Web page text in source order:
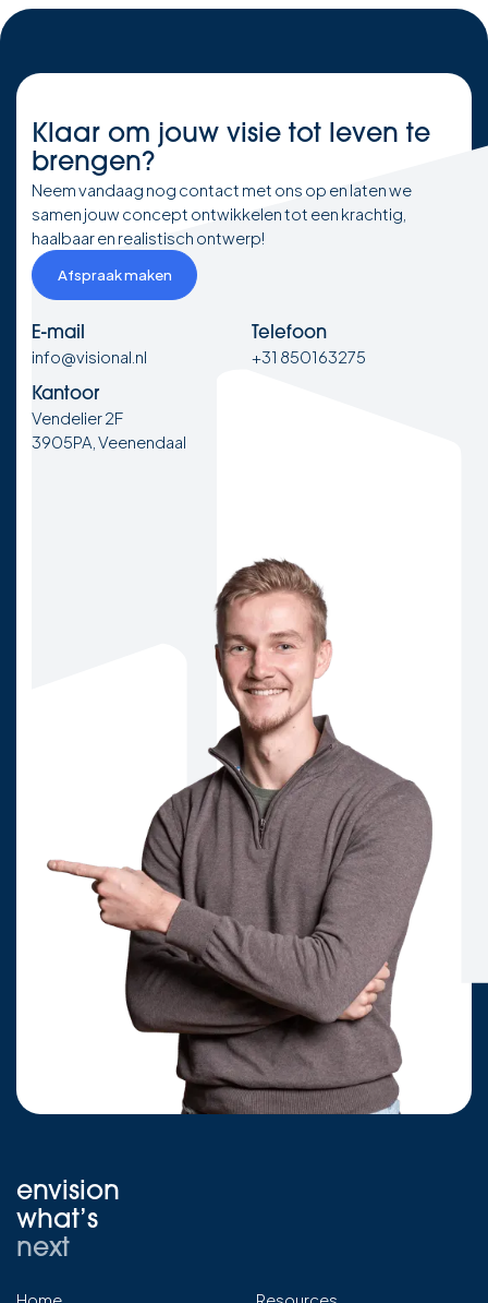
Klaar om jouw visie tot leven te
brengen?
Neem vandaag nog contact met ons op en laten we
samen jouw concept ontwikkelen tot een krachtig,
haalbaar en realistisch ontwerp!
Afspraak maken
E-mail
info@visional.nl
Telefoon
+31 850163275
Kantoor
Vendelier 2F
3905PA, Veenendaal
envision
what’s
next